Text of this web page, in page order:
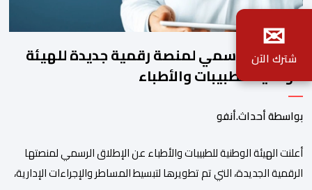
الإطلاق الرسمي لمنصة رقمية جديدة للهيئة
الوطنية للطبيبات والأطباء
بواسطة أحداث.أنفو
أعلنت الهيئة الوطنية للطبيبات والأطباء عن الإطلاق الرسمي لمنصتها
الرقمية الجديدة، التي تم تطويرها لتبسيط المساطر والإجراءات الإدارية،
✉
شترك الآن